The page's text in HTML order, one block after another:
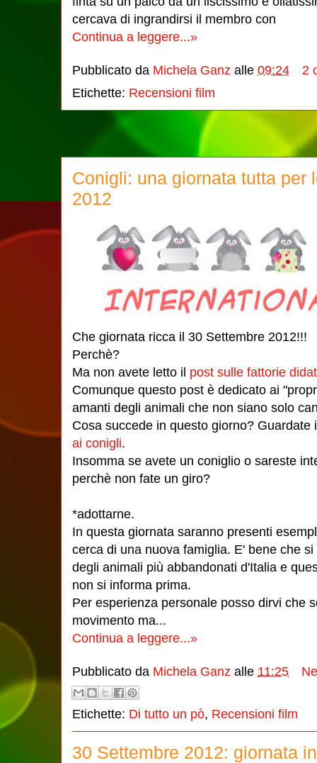
cercava di ingrandirsi il membro con
Continua a leggere...»
Pubblicato da Michela Ganz alle 09:24
2
Etichette: Recensioni film
Conigli: una giornata tutta per
2012
Che giornata ricca il 30 Settembre 2012!!!
Perchè?
Ma non avete letto il post sulle fattorie
Comunque questo post è dedicato ai
amanti degli animali che non siano solo
Cosa succede in questo giorno?
ai conigli.
Insomma se avete un coniglio o sareste
perchè non fate un giro?
*adottarne.
In questa giornata saranno presenti
cerca di una nuova famiglia. E' bene che
degli animali più abbandonati d'Italia e
non si informa prima.
Per esperienza personale posso dirvi che
movimento ma...
Continua a leggere...»
Pubblicato da Michela Ganz alle 11:25
Etichette: Di tutto un pò, Recensioni film
30 Settembre 2012: giornata